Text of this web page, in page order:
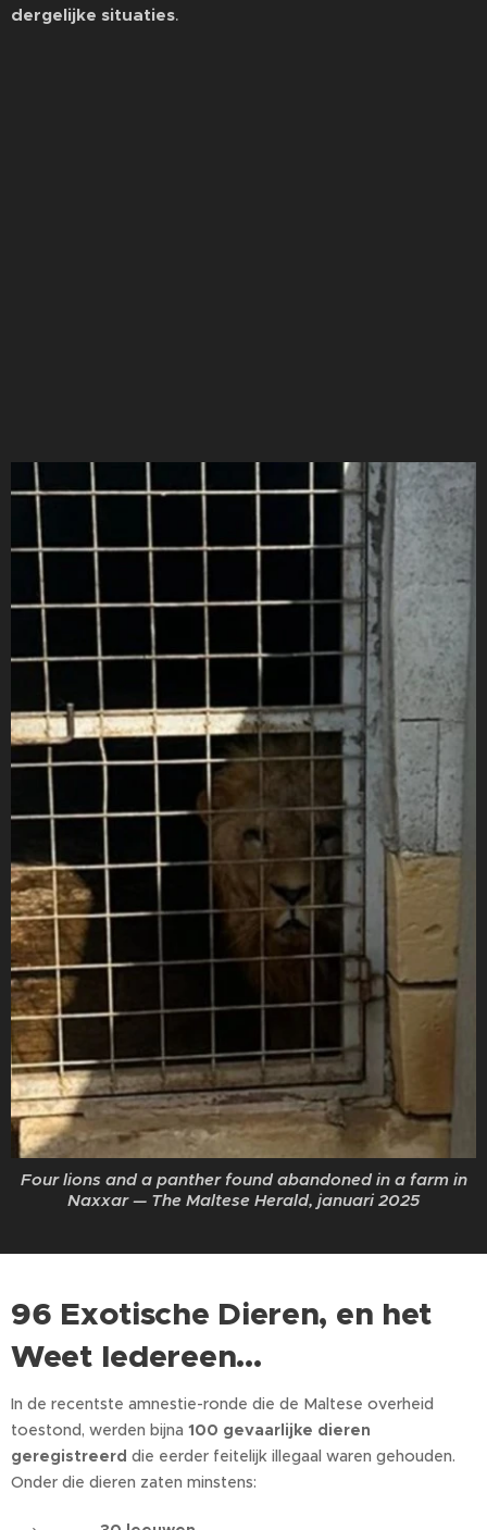
dergelijke situaties.
Four lions and a panther found abandoned in a farm in
Naxxar — The Maltese Herald, januari 2025
96 Exotische Dieren, en het
Weet Iedereen…
In de recentste amnestie-ronde die de Maltese overheid
toestond, werden bijna 100 gevaarlijke dieren
geregistreerd die eerder feitelijk illegaal waren gehouden.
Onder die dieren zaten minstens: